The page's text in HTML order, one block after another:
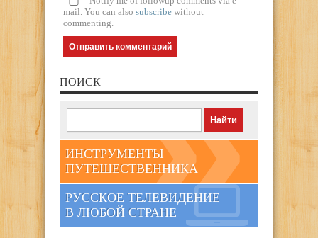
mail. You can also subscribe without
commenting.
ПОИСК
ИНСТРУМЕНТЫ
ПУТЕШЕСТВЕННИКА
РУССКОЕ ТЕЛЕВИДЕНИЕ
В ЛЮБОЙ СТРАНЕ